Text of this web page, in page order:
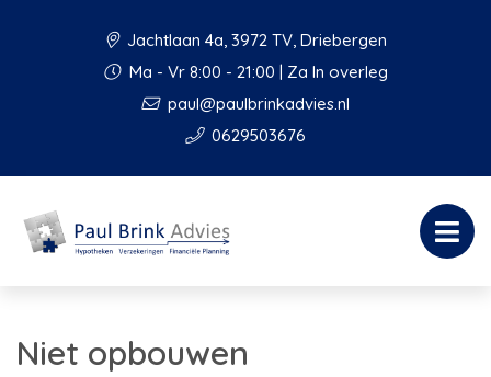
Jachtlaan 4a, 3972 TV, Driebergen
Ma - Vr 8:00 - 21:00 | Za In overleg
paul@paulbrinkadvies.nl
0629503676
Niet opbouwen